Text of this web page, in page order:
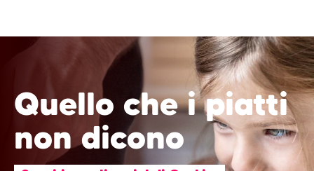
Quello che i piatti
non dicono